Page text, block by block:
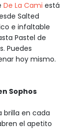
De La Cami está
Salted
e infaltable
Pastel de
Puedes
hoy mismo.
Sophos
brilla en cada
el apetito